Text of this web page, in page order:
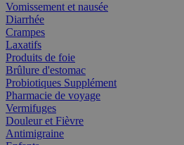
Vomissement et nausée
Diarrhée
Crampes
Laxatifs
Produits de foie
Brûlure d'estomac
Probiotiques Supplément
Pharmacie de voyage
Vermifuges
Douleur et Fièvre
Antimigraine